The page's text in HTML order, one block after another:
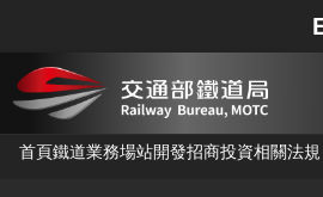
跳到主要內容
網
首頁鐵道業務場站開發招商投資相關法規